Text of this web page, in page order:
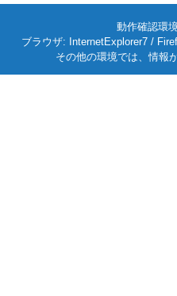
動作確認環
ブラウザ: InternetExplorer7 /
その他の環境では、情報